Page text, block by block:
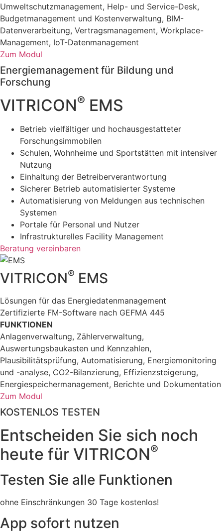
Umweltschutzmanagement, Help- und Service-Desk,
Budgetmanagement und Kostenverwaltung, BIM-
Datenverarbeitung, Vertragsmanagement, Workplace-
Management, IoT-Datenmanagement
Zum Modul
Energiemanagement für Bildung und
Forschung
VITRICON® EMS
Betrieb vielfältiger und hochausgestatteter
Forschungsimmobilen
Schulen, Wohnheime und Sportstätten mit intensiver
Nutzung
Einhaltung der Betreiberverantwortung
Sicherer Betrieb automatisierter Systeme
Automatisierung von Meldungen aus technischen
Systemen
Portale für Personal und Nutzer
Infrastrukturelles Facility Management
Beratung vereinbaren
VITRICON® EMS
Lösungen für das Energiedatenmanagement
Zertifizierte FM-Software nach GEFMA 445
FUNKTIONEN
Anlagenverwaltung, Zählerverwaltung,
Auswertungsbaukasten und Kennzahlen,
Plausibilitätsprüfung, Automatisierung, Energie­monitoring
und -analyse, CO2-Bilanzierung, Effizienzsteigerung,
Energiespeichermanagement, Berichte und Dokumentation
Zum Modul
KOSTENLOS TESTEN
Entscheiden Sie sich noch
heute für VITRICON®
Testen Sie alle Funktionen
ohne Einschränkungen 30 Tage kostenlos!
App sofort nutzen